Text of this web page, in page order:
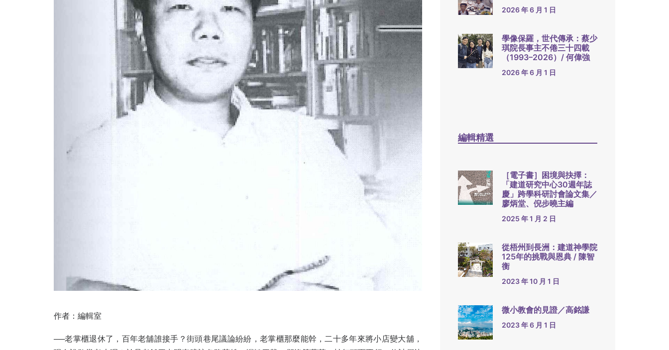
作者：編輯室
──老掌櫃退休了，百年老舖誰接手？街頭巷尾議論紛紛，老掌櫃那麼能幹，二十多年來將小店變大舖，
2026 年 6 月 1 日
學像保羅，世代傳承：蔡少
琪院長事主不倦三十四載
（1993–2026）/ 何偉強
2026 年 6 月 1 日
編輯精選
［電子書］困境與抉擇：
「建道研究中心30週年誌
慶」跨學科研討會論文集／
廖炳堂、倪步曉主編
2025 年 1 月 2 日
從梧州到長洲：建道神學院
125年的挑戰與恩典 / 陳智
衡
2023 年 10 月 1 日
微小教會的見證／高銘謙
2023 年 6 月 1 日